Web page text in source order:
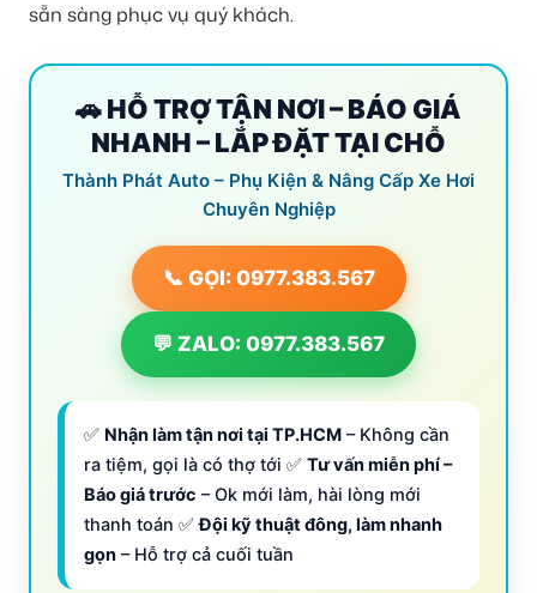
sẵn sàng phục vụ quý khách.
🚗 HỖ TRỢ TẬN NƠI – BÁO GIÁ
NHANH – LẮP ĐẶT TẠI CHỖ
Thành Phát Auto – Phụ Kiện & Nâng Cấp Xe Hơi
Chuyên Nghiệp
📞 GỌI: 0977.383.567
💬 ZALO: 0977.383.567
✅ Nhận làm tận nơi tại TP.HCM – Không cần
ra tiệm, gọi là có thợ tới ✅ Tư vấn miễn phí –
Báo giá trước – Ok mới làm, hài lòng mới
thanh toán ✅Đội kỹ thuật đông, làm nhanh
gọn – Hỗ trợ cả cuối tuần